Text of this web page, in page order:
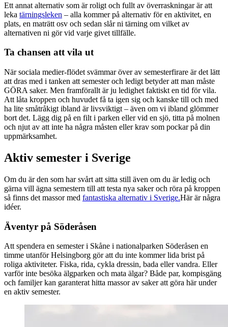
Ett annat alternativ som är roligt och fullt av överraskningar är att
leka tärningsleken – alla kommer på alternativ för en aktivitet, en
plats, en maträtt osv och sedan slår ni tärning om vilket av
alternativen ni gör vid varje givet tillfälle.
Ta chansen att vila ut
När sociala medier-flödet svämmar över av semesterfirare är det lätt
att dras med i tanken att semester och ledigt betyder att man måste
GÖRA saker. Men framförallt är ju ledighet faktiskt en tid för vila.
Att låta kroppen och huvudet få ta igen sig och kanske till och med
ha lite småtråkigt ibland är livsviktigt – även om vi ibland glömmer
bort det. Lägg dig på en filt i parken eller vid en sjö, titta på molnen
och njut av att inte ha några måsten eller krav som pockar på din
uppmärksamhet.
Aktiv semester i Sverige
Om du är den som har svårt att sitta still även om du är ledig och
gärna vill ägna semestern till att testa nya saker och röra på kroppen
så finns det massor med fantastiska alternativ i Sverige.Här är några
idéer.
Äventyr på Söderåsen
Att spendera en semester i Skåne i nationalparken Söderåsen en
timme utanför Helsingborg gör att du inte kommer lida brist på
roliga aktiviteter. Fiska, rida, cykla dressin, bada eller vandra. Eller
varför inte besöka älgparken och mata älgar? Både par, kompisgäng
och familjer kan garanterat hitta massor av saker att göra här under
en aktiv semester.